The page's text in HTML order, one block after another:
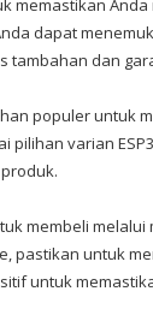
memastikan
dapat
tambahan dan
populer untuk
varian
membeli
pastikan untuk
untuk